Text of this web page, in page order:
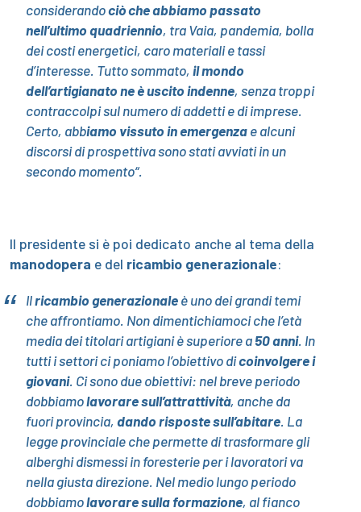
considerandociò che abbiamo passato
nell’ultimo quadriennio, tra Vaia, pandemia, bolla
dei costi energetici, caro materiali e tassi
d’interesse. Tutto sommato, il mondo
dell’artigianato ne è uscito indenne, senza troppi
contraccolpi sul numero di addetti e di imprese.
Certo, abbiamo vissuto in emergenzae alcuni
discorsi di prospettiva sono stati avviati in un
secondo momento“.
Il presidente si è poi dedicato anche al tema della
manodopera e del ricambio generazionale:
Ilricambio generazionaleè uno dei grandi temi
che affrontiamo. Non dimentichiamoci che l’età
media dei titolari artigiani è superiore a50 anni. In
tutti i settori ci poniamo l’obiettivo dicoinvolgere i
giovani. Ci sono due obiettivi: nel breve periodo
dobbiamolavorare sull’attrattività, anche da
fuori provincia, dando risposte sull’abitare. La
legge provinciale che permette di trasformare gli
alberghi dismessi in foresterie per i lavoratori va
nella giusta direzione. Nel medio lungo periodo
dobbiamolavorare sulla formazione, al fianco